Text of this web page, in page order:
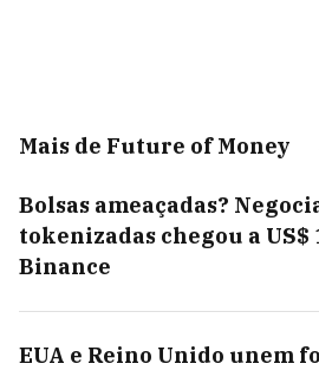
Mais de Future of Money
Bolsas ameaçadas?
tokenizadas chegou a US$
Binance
EUA e Reino Unido unem